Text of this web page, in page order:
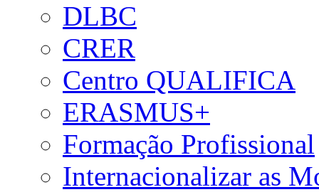
DLBC
CRER
Centro QUALIFICA
ERASMUS+
Formação Profissional
Internacionalizar as